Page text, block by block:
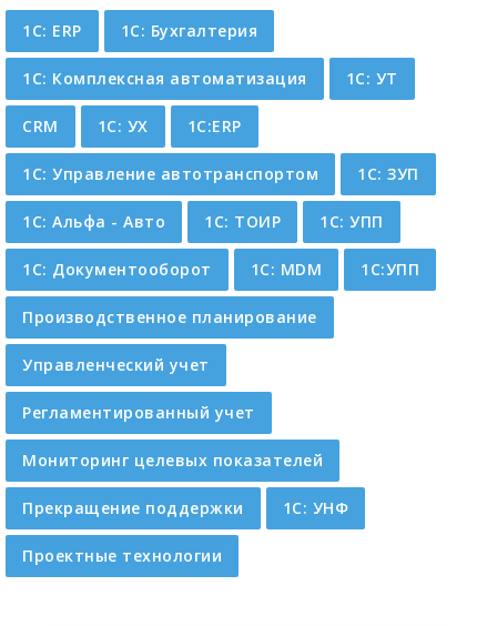
1C: ERP 1С: Бухгалтерия
1С: Комплексная автоматизация 1С: УТ
CRM 1С: УХ 1С:ERP
1С: Управление автотранспортом 1С: ЗУП
1С: Альфа - Авто 1С: ТОИР 1С: УПП
1С: Документооборот 1С: MDM 1С:УПП
Производственное планирование
Управленческий учет
Регламентированный учет
Мониторинг целевых показателей
Прекращение поддержки 1C: УНФ
Проектные технологии